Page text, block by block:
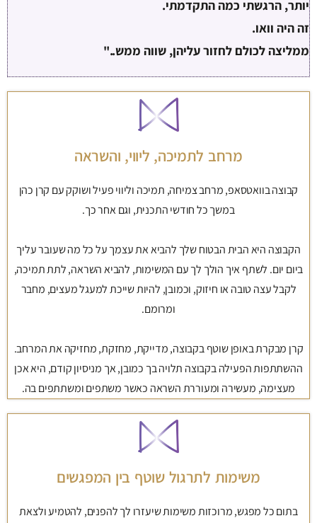
יותר, הרגשתי כמה התקדמתי.
זה היה וואו.
ממליצה לכולם לחזור עליהן, שווה ממש.."
מרחב לתמיכה, ליווי, והשראה
קבוצה בוואטסאפ, מרחב צמיחה, תמיכה וליווי פעיל ושוקק עם קרן כהן
במשך כל חודשי התכנית, וגם אחר כך.
הקבוצה היא הבית הבטוח שלך להביא את עצמך על כל מה שעובר עליך
ביום יום. לשתף איך הולך לך עם המשימות, להביא השראה, לתת תמיכה,
לקבל עצה טובה או חיזוק, וכמובן, להיות שייכת למעגל מעצים, מחבר
ומרומם.
קרן מבקרת באופן שוטף בקבוצה, מדייקת, מחזקת, מחזיקה את המרחב.
ההשתתפות הפעילה בקבוצה תלויה בך כמובן, אך מניסיון קודם, היא אכן
מעצימה, מעשירה ומעוררת השראה כאשר משתפים ומשתתפים בה.
משימות לתרגול שוטף בין המפגשים
בתום כל מפגש, מרוכזות משימות שיעזרו לך להפנים, להטמיע ולצאת